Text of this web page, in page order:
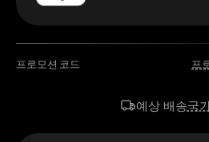
프로모션 코드 프
예상 배송국